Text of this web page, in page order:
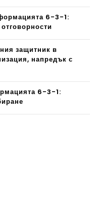
6-3-1:
защитник в
напредък с
6-3-1: